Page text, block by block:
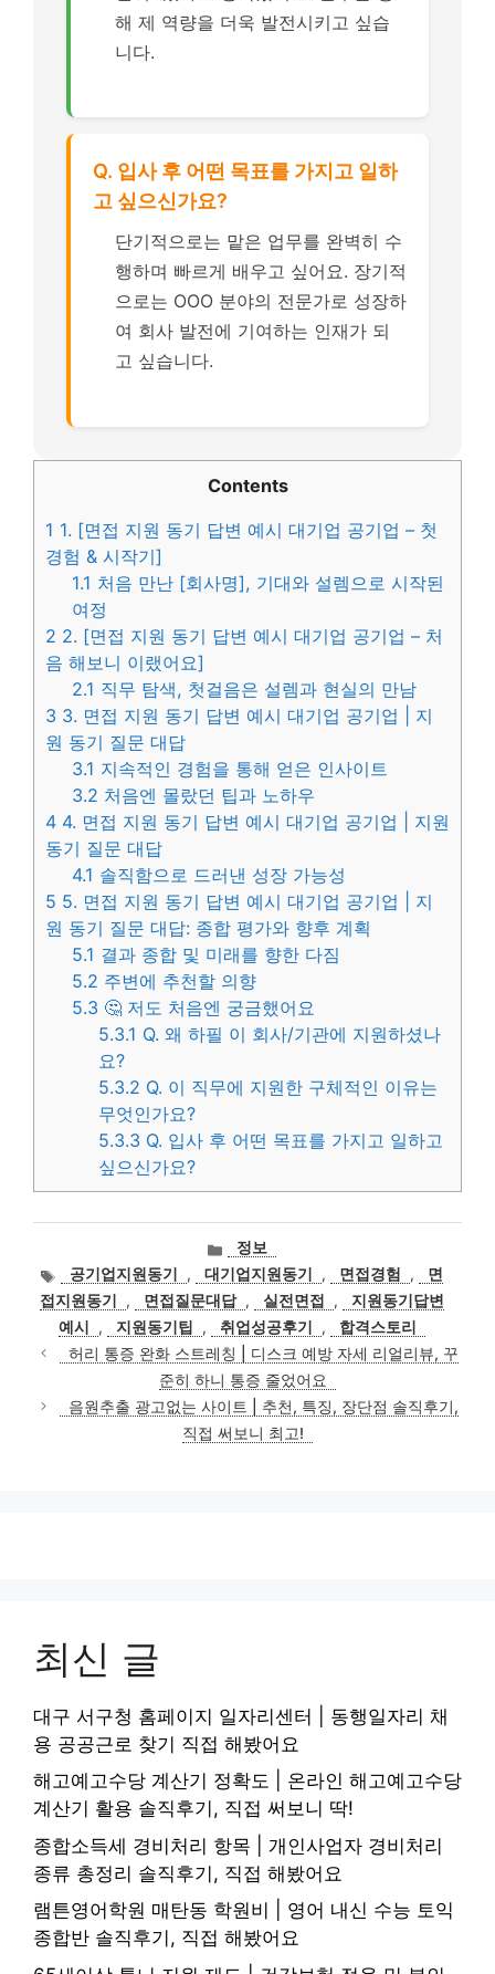
해 제 역량을 더욱 발전시키고 싶습
니다.
Q. 입사 후 어떤 목표를 가지고 일하
고 싶으신가요?
단기적으로는 맡은 업무를 완벽히 수
행하며 빠르게 배우고 싶어요. 장기적
으로는 OOO 분야의 전문가로 성장하
여 회사 발전에 기여하는 인재가 되
고 싶습니다.
Contents
1 1. [면접 지원 동기 답변 예시 대기업 공기업 – 첫
경험 & 시작기]
1.1 처음 만난 [회사명], 기대와 설렘으로 시작된
여정
2 2. [면접 지원 동기 답변 예시 대기업 공기업 – 처
음 해보니 이랬어요]
2.1 직무 탐색, 첫걸음은 설렘과 현실의 만남
3 3. 면접 지원 동기 답변 예시 대기업 공기업 | 지
원 동기 질문 대답
3.1 지속적인 경험을 통해 얻은 인사이트
3.2 처음엔 몰랐던 팁과 노하우
4 4. 면접 지원 동기 답변 예시 대기업 공기업 | 지원
동기 질문 대답
4.1 솔직함으로 드러낸 성장 가능성
5 5. 면접 지원 동기 답변 예시 대기업 공기업 | 지
원 동기 질문 대답: 종합 평가와 향후 계획
5.1 결과 종합 및 미래를 향한 다짐
5.2 주변에 추천할 의향
5.3 🤔 저도 처음엔 궁금했어요
5.3.1 Q. 왜 하필 이 회사/기관에 지원하셨나
요?
5.3.2 Q. 이 직무에 지원한 구체적인 이유는
무엇인가요?
5.3.3 Q. 입사 후 어떤 목표를 가지고 일하고
싶으신가요?
카
테
고
리
정보
태
그
공기업지원동기 , 대기업지원동기 , 면접경험 ,
면
접지원동기
, 면접질문대답 , 실전면접 ,
지원동기답변
예시
, 지원동기팁 , 취업성공후기 ,
합격스토리
허리 통증 완화 스트레칭 | 디스크 예방 자세 리얼리뷰, 꾸
준히 하니 통증 줄었어요
음원추출 광고없는 사이트 | 추천, 특징, 장단점 솔직후기,
직접 써보니 최고!
최신 글
대구 서구청 홈페이지 일자리센터 | 동행일자리 채
용 공공근로 찾기 직접 해봤어요
해고예고수당 계산기 정확도 | 온라인 해고예고수당
계산기 활용 솔직후기, 직접 써보니 딱!
종합소득세 경비처리 항목 | 개인사업자 경비처리
종류 총정리 솔직후기, 직접 해봤어요
램튼영어학원 매탄동 학원비 | 영어 내신 수능 토익
종합반 솔직후기, 직접 해봤어요